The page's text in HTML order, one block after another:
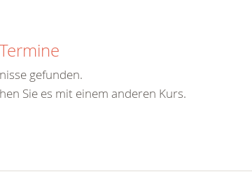
gefunden.
Sie es mit einem anderen Kurs.